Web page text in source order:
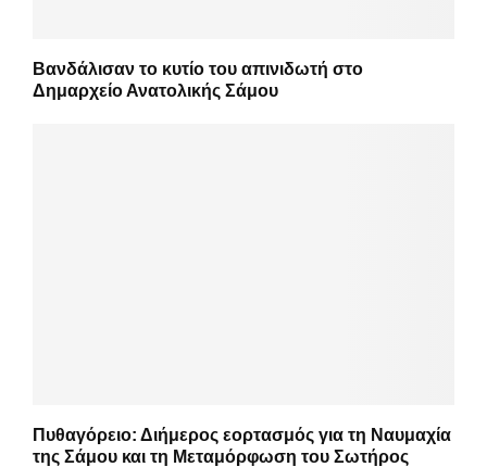
Βανδάλισαν το κυτίο του απινιδωτή στο
Δημαρχείο Ανατολικής Σάμου
Πυθαγόρειο: Διήμερος εορτασμός για τη Ναυμαχία
της Σάμου και τη Μεταμόρφωση του Σωτήρος